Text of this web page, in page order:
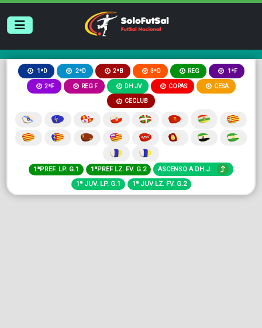
1ªD 2ªD 2ªB 3ªD REG 1ªF
2ªF REG F DH JV COPAS CESA
CECLUB
1ªPREF. LP. G.1 1ªPREF LZ. FV. G.2
ASCENSO A DH.J.
1ª JUV. LP. G.1
1ª JUV LZ. FV. G.2